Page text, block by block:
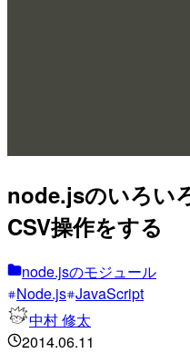
node.jsのいろい
CSV操作をする
node.jsのモジュール
Node.js JavaScript
中村 修太
2014.06.11